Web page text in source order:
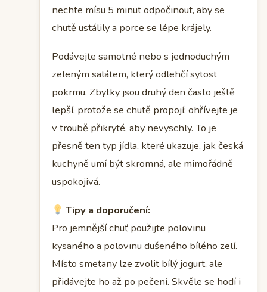
nechte mísu 5 minut odpočinout, aby se
chutě ustálily a porce se lépe krájely.
Podávejte samotné nebo s jednoduchým
zeleným salátem, který odlehčí sytost
pokrmu. Zbytky jsou druhý den často ještě
lepší, protože se chutě propojí; ohřívejte je
v troubě přikryté, aby nevyschly. To je
přesně ten typ jídla, které ukazuje, jak česká
kuchyně umí být skromná, ale mimořádně
uspokojivá.
Tipy a doporučení:
Pro jemnější chuť použijte polovinu
kysaného a polovinu dušeného bílého zelí.
Místo smetany lze zvolit bílý jogurt, ale
přidávejte ho až po pečení. Skvěle se hodí i